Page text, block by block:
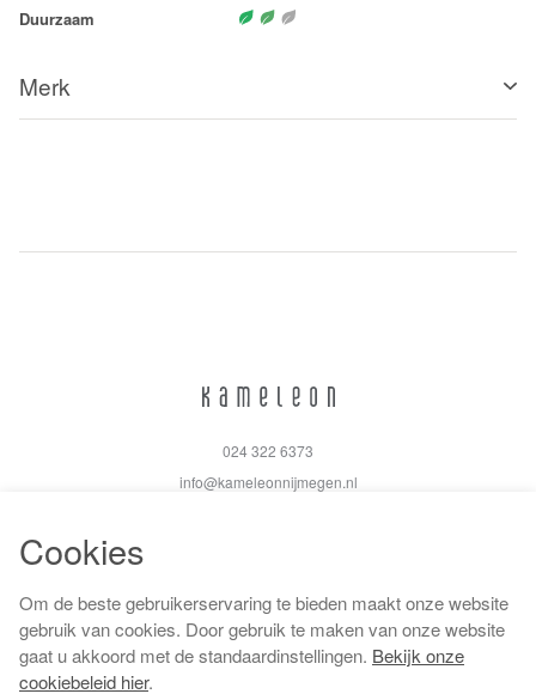
Duurzaam
Merk
024 322 6373
info@kameleonnijmegen.nl
Algemene voorwaarden
Privacy policy
Cookiebeleid
Cookies
Om de beste gebruikerservaring te bieden maakt onze website
gebruik van cookies. Door gebruik te maken van onze website
gaat u akkoord met de standaardinstellingen. Bekijk onze
cookiebeleid hier.